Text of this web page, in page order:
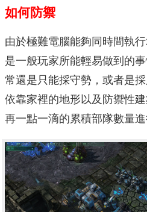
如何防禦
由於極難電腦能夠同時間執
是一般玩家所能輕易做到的
常還是只能採守勢，或者是
依靠家裡的地形以及防禦性
再一點一滴的累積部隊數量進